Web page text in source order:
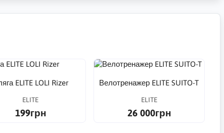
ELITE LOLI Rizer
ELITE
199грн
Велотренажер ELITE SUITO-T
ELITE
26 000грн